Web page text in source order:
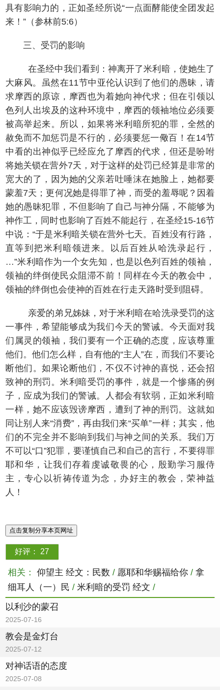
具有影响力的，正如圣经所说“一点面酵能使全团发起
来！”（参林前5:6）
三、受罚的影响
在圣经中我们看到：神离开了米利暗，使她生了
大麻风。虽然在11节中亚伦认识到了他们的愚昧，请
求摩西的原谅，摩西也为着她向神代求；但在引领以
色列人出埃及的这种环境中，摩西的领袖地位必须要
被高举起来。所以，如果将米利暗所犯的罪，全然的
赦免而不加惩罚是不行的，必须要惩一儆百！在14节
中看的出神似乎已经应允了摩西的代求，但还是吩咐
将她关锁在营外7天，对于这样的处罚已经算是非常的
宽大的了，因为她的父亲若吐唾沫在她脸上，她都要
蒙羞7天；更何况她是得罪了神，而受的羞辱呢？因着
她的愚昧犯罪，不但影响了自己与神分隔，不能够为
神作工，同时也影响了百姓不能起行，在圣经15-16节
中说：“于是米利暗关锁在营外七天。百姓没有行路，
直等到把米利暗领进来。以后百姓从哈洗录起行，
…”米利暗作为一个女先知，也是以色列百姓的领袖，
领袖的绊倒使民众阻滞不前！同样在今天的教会中，
领袖的绊倒也会使神的百姓在行走天路时受到阻碍。
亲爱的弟兄姊妹，对于米利暗在哈洗录受罚的这
一事件，希望能够成为我们今天的警诫。今天面对我
们属灵的领袖，我们要有一个正确的态度，应该尊重
他们。他们怎么样，自有他的“主人”在，而我们不要论
断他们。如果论断他们，不仅不讨神的喜悦，还会招
致神的刑罚。米利暗受罚的事件，就是一个惨痛的例
子，应成为我们的警诫。人都会有软弱，正如米利暗
一样，她不应该毁谤摩西，遭到了神的刑罚。这就如
同让别人来“消费”，再由我们来“买单”一样；其实，他
们的不完全并不影响到我们与神之间的关系。我们万
不可以“口”犯罪，要谨慎自己和自己的言行，不要得罪
耶和华，让我们存着虔诚敬畏的心，殷勤学习服侍
主，专心以祈祷传道为念，办好主的教会，荣神益
人！
点击复制分享本页网址
好评： 27
相关： 仰望主 经文：民数 / 愿耶和华赐福给你 / 拿
细耳人（一）民 / 米利暗的受罚 经文 /
以利沙的蒙召
2025-07-16
教会是金灯台
2025-07-12
对神话语的态度
2025-07-08